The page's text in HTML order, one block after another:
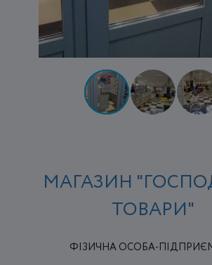
МАГАЗИН
ТОВАРИ"
ФІЗИЧНА ОСОБА-